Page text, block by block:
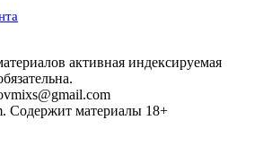
активная индексируемая
Содержит материалы 18+